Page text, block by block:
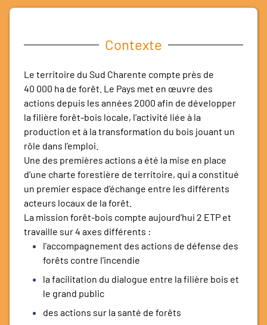
Contexte
Le territoire du Sud Charente compte près de
40 000 ha de forêt. Le Pays met en œuvre des
actions depuis les années 2000 afin de développer
la filière forêt-bois locale, l’activité liée à la
production et à la transformation du bois jouant un
rôle dans l’emploi.
Une des premières actions a été la mise en place
d’une charte forestière de territoire, qui a constitué
un premier espace d’échange entre les différents
acteurs locaux de la forêt.
La mission forêt-bois compte aujourd’hui 2 ETP et
travaille sur 4 axes différents :
l’accompagnement des actions de défense des
forêts contre l’incendie
la facilitation du dialogue entre la filière bois et
le grand public
des actions sur la santé de forêts